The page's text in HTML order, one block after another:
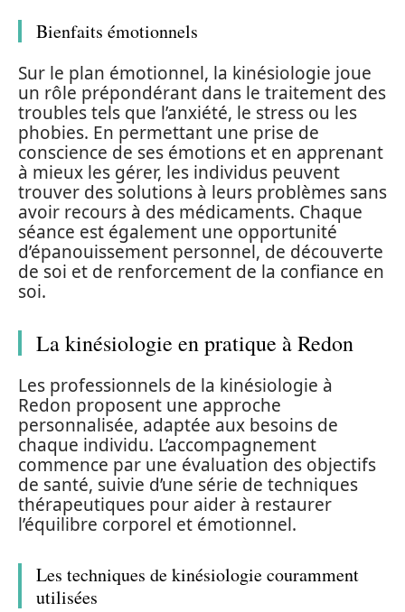
Bienfaits émotionnels
Sur le plan émotionnel, la kinésiologie joue
un rôle prépondérant dans le traitement des
troubles tels que l’anxiété, le stress ou les
phobies. En permettant une prise de
conscience de ses émotions et en apprenant
à mieux les gérer, les individus peuvent
trouver des solutions à leurs problèmes sans
avoir recours à des médicaments. Chaque
séance est également une opportunité
d’épanouissement personnel, de découverte
de soi et de renforcement de la confiance en
soi.
La kinésiologie en pratique à Redon
Les professionnels de la kinésiologie à
Redon proposent une approche
personnalisée, adaptée aux besoins de
chaque individu. L’accompagnement
commence par une évaluation des objectifs
de santé, suivie d’une série de techniques
thérapeutiques pour aider à restaurer
l’équilibre corporel et émotionnel.
Les techniques de kinésiologie couramment
utilisées